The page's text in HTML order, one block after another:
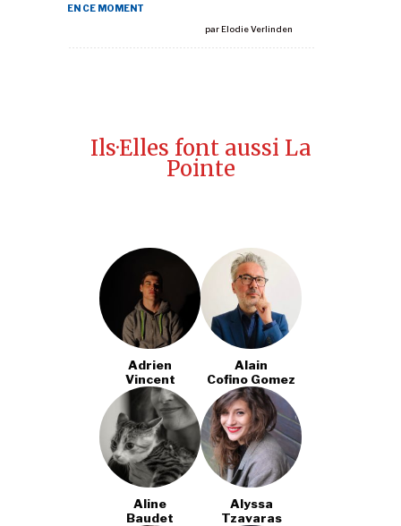
EN CE MOMENT
parElodie Verlinden
Ils·Elles font aussi La
Pointe
Adrien
Vincent
Alain
Cofino Gomez
Aline
Baudet
Alyssa
Tzavaras